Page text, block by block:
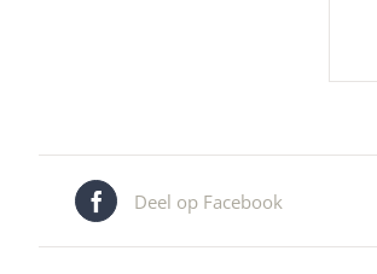
Deel op Facebook